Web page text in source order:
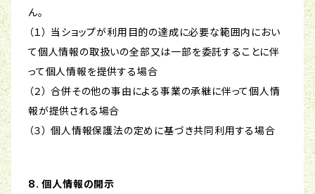
ん。
（１） 当ショップが利用目的の達成に必要な範囲内におい
て個人情報の取扱いの全部又は一部を委託することに伴
って個人情報を提供する場合
（２） 合併その他の事由による事業の承継に伴って個人情
報が提供される場合
（３） 個人情報保護法の定めに基づき共同利用する場合
8. 個人情報の開示